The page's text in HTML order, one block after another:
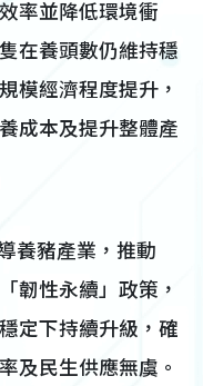
率並降低環境衝
在養頭數仍維持穩
模經濟程度提升，
成本及提升整體產
豬產業，推動
韌性永續」政策，
定下持續升級，確
及民生供應無虞。